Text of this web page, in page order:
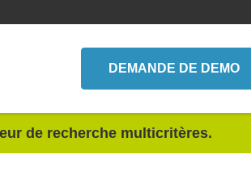
DEMANDE DE DEMO
de recherche multicritères.